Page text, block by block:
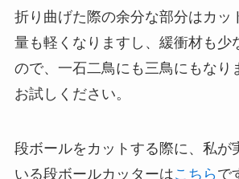
折り曲げた際の余分な部分はカッ
量も軽くなりますし、緩衝材も少
ので、一石二鳥にも三鳥にもなり
お試しください。
段ボールをカットする際に、私が
いる段ボールカッターはこちら で